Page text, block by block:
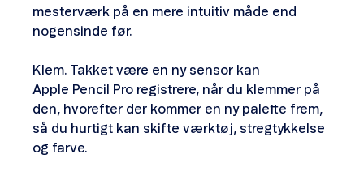
mesterværk på en mere intuitiv måde end
nogensinde før.
Klem. Takket være en ny sensor kan
Apple Pencil Pro registrere, når du klemmer på
den, hvorefter der kommer en ny palette frem,
så du hurtigt kan skifte værktøj, stregtykkelse
og farve.